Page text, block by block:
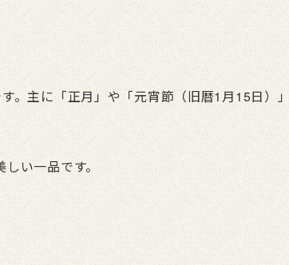
。主に「正月」や「元宵節（旧暦1月15日）」
い一品です。